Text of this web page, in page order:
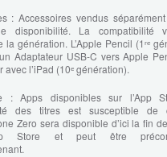
: Accessoires vendus
disponibilité. La compatibilité
la génération. L’Apple Pencil (1ʳᵉ
Adaptateur USB‑C vers Apple
avec l’iPad (10ᵉ génération).
:Apps disponibles sur l’App
des titres est susceptible de
Zero sera disponible d’ici la fin
Store et peut être